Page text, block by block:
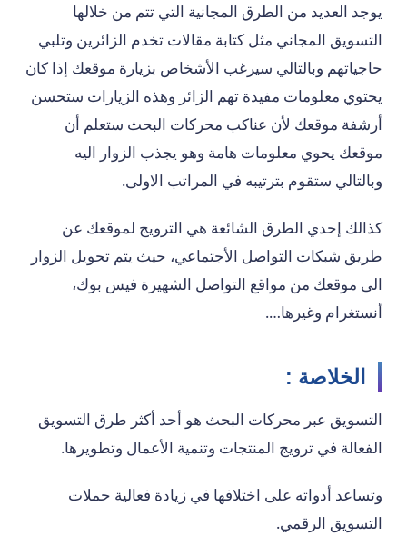
يوجد العديد من الطرق المجانية التي تتم من خلالها
التسويق المجاني مثل كتابة مقالات تخدم الزائرين وتلبي
حاجياتهم وبالتالي سيرغب الأشخاص بزيارة موقعك إذا كان
يحتوي معلومات مفيدة تهم الزائر وهذه الزيارات ستحسن
أرشفة موقعك لأن عناكب محركات البحث ستعلم أن
موقعك يحوي معلومات هامة وهو يجذب الزوار اليه
وبالتالي ستقوم بترتيبه في المراتب الاولى.
كذالك إحدي الطرق الشائعة هي الترويج لموقعك عن
طريق شبكات التواصل الأجتماعي، حيث يتم تحويل الزوار
الى موقعك من مواقع التواصل الشهيرة فيس بوك،
أنستغرام وغيرها….
الخلاصة :
التسويق عبر محركات البحث هو أحد أكثر طرق التسويق
الفعالة في ترويج المنتجات وتنمية الأعمال وتطويرها.
وتساعد أدواته على اختلافها في زيادة فعالية حملات
التسويق الرقمي.